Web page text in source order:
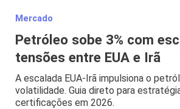
Mercado
Petróleo sobe 3% com
tensões entre EUA e Irã
A escalada EUA-Irã impulsiona o
volatilidade. Guia direto para
certificações em 2026.